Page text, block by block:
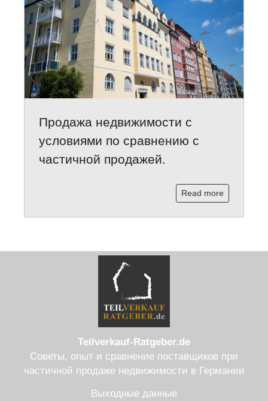
Продажа недвижимости с
условиями по сравнению с
частичной продажей.
Read more
Teilverkauf-Ratgeber.de
Советы, опыт и сравнение поставщиков при
частичной продаже недвижимости в Германии
Выходные данные